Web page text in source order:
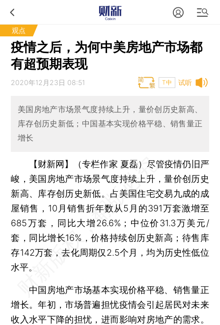
观点
疫情之后，为何中美房地产市场都
有超预期表现
试听
2020年12月23日 08:51 T中
美国房地产市场景气度持续上升，量价创历史新高、
库存创历史新低；中国基本实现价格平稳、销售量正
增长
【财新网】（专栏作家 夏磊）尽管疫情仍旧严
峻，美国房地产市场景气度持续上升，量价创历史
新高、库存创历史新低。占美国住宅交易九成的成
屋销售，10月销售折年数从5月的391万套激增至
685万套，同比大增26.6%；中位价31.3万美元/
套，同比增长16%，价格持续创历史新高；待售库
存142万套，去化周期仅2.5个月，均为历史性低位
水平。
中国房地产市场基本实现价格平稳、销售量正
增长。年初，市场普遍担忧疫情会引起居民对未来
收入水平下降的担忧，进而影响对房地产的需求。